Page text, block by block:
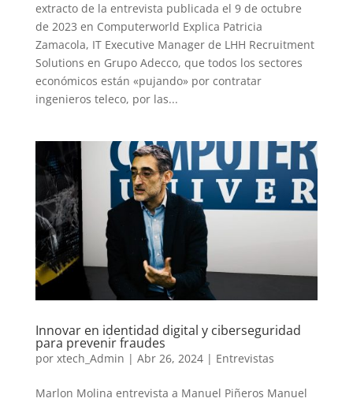
extracto de la entrevista publicada el 9 de octubre
de 2023 en Computerworld Explica Patricia
Zamacola, IT Executive Manager de LHH Recruitment
Solutions en Grupo Adecco, que todos los sectores
económicos están «pujando» por contratar
ingenieros teleco, por las...
Innovar en identidad digital y ciberseguridad
para prevenir fraudes
por xtech_Admin | Abr 26, 2024| Entrevistas
Marlon Molina entrevista a Manuel Piñeros Manuel